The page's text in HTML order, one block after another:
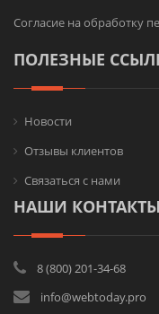
Согласие на обработку
ПОЛЕЗНЫЕ
Новости
Отзывы клиентов
Связаться с нами
НАШИ КОНТАКТЫ
8 (800) 201-34-68
info@webtoday.pro